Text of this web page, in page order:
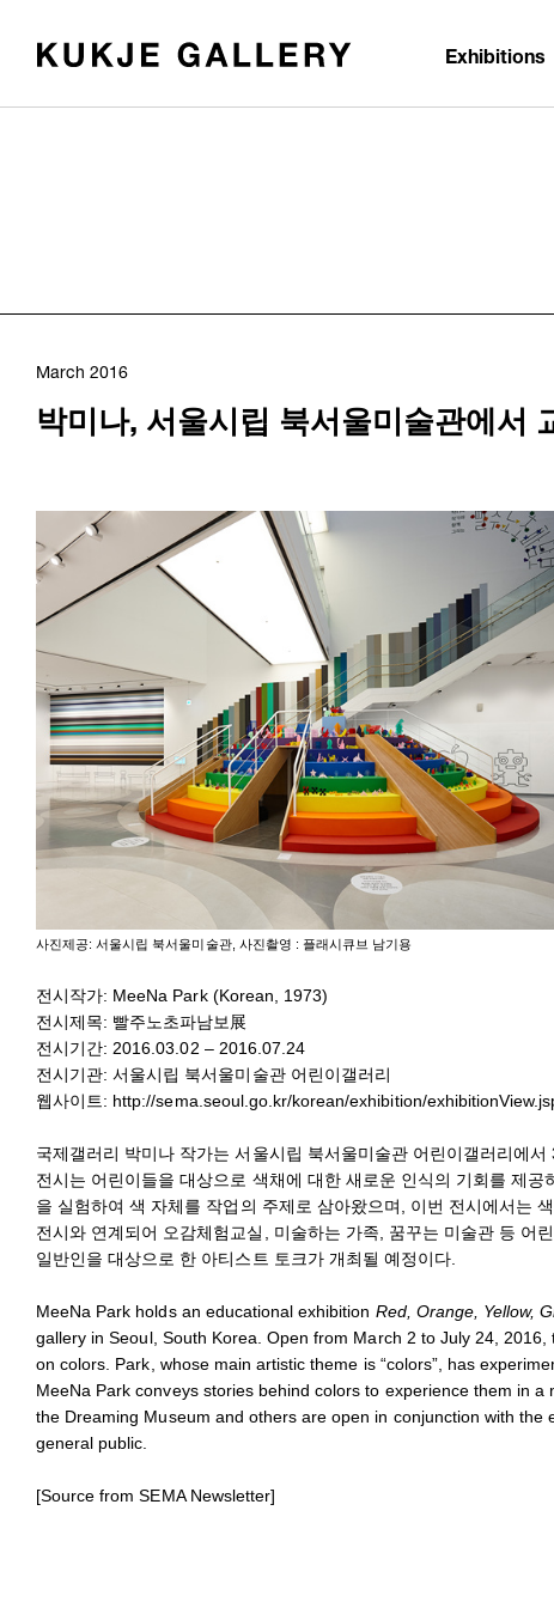
Exhibitions
March 2016
박미나, 서울시립 북서울미술관에서
사진제공: 서울시립 북서울미술관, 사진촬영 : 플래시큐브 남기용
전시작가: MeeNa Park (Korean, 1973)
전시제목: 빨주노초파남보展
전시기간: 2016.03.02 – 2016.07.24
전시기관: 서울시립 북서울미술관 어린이갤러리
웹사이트: http://sema.seoul.go.kr/korean/exhibition/
국제갤러리 박미나 작가는 서울시립 북서울미술관 어린이갤러리에
전시는 어린이들을 대상으로 색채에 대한 새로운 인식의 기회를 제
을 실험하여 색 자체를 작업의 주제로 삼아왔으며, 이번 전시에서는
전시와 연계되어 오감체험교실, 미술하는 가족, 꿈꾸는 미술관 등 어
일반인을 대상으로 한 아티스트 토크가 개최될 예정이다.
MeeNa Park holds an educational exhibition Red, Orange, Yellow,
gallery in Seoul, South Korea. Open from March 2 to July 24,
on colors. Park, whose main artistic theme is “colors”, has
MeeNa Park conveys stories behind colors to experience them in
the Dreaming Museum and others are open in conjunction with
general public.
[Source from SEMA Newsletter]